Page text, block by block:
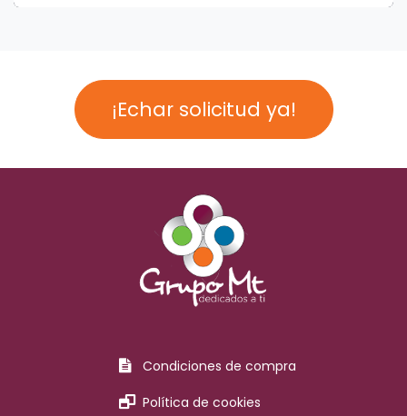
¡Echar solicitud ya!
Condiciones de compra
Política de cookies